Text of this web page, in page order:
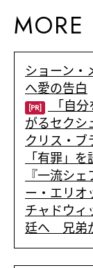
MORE
ショーン
へ愛の告白
[PR] 「自分
がるセクシ
クリス・ブ
「有罪」を
『一流シェ
ー・エリオ
チャドウィ
廷へ 兄弟